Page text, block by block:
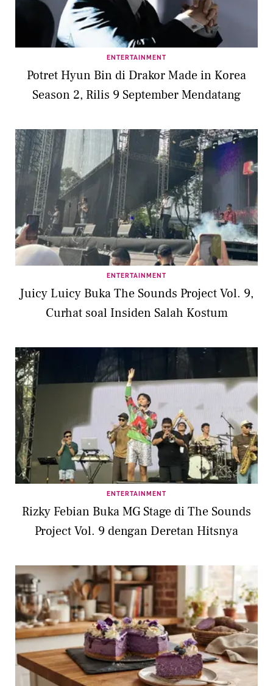
ENTERTAINMENT
Potret Hyun Bin di Drakor Made in Korea
Season 2, Rilis 9 September Mendatang
ENTERTAINMENT
Juicy Luicy Buka The Sounds Project Vol. 9,
Curhat soal Insiden Salah Kostum
ENTERTAINMENT
Rizky Febian Buka MG Stage di The Sounds
Project Vol. 9 dengan Deretan Hitsnya